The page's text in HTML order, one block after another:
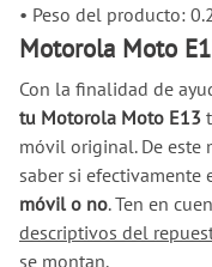
• Peso del producto:
Motorola Moto
Con la finalidad de
tu Motorola Moto E13
móvil original. De este
saber si efectivamente
móvil o no. Ten en
descriptivos del
se montan.